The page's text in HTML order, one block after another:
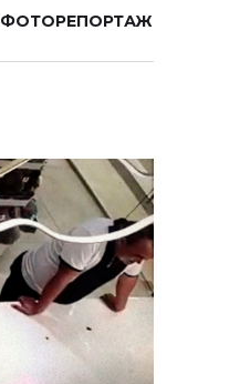
ФОТОРЕПОРТАЖ